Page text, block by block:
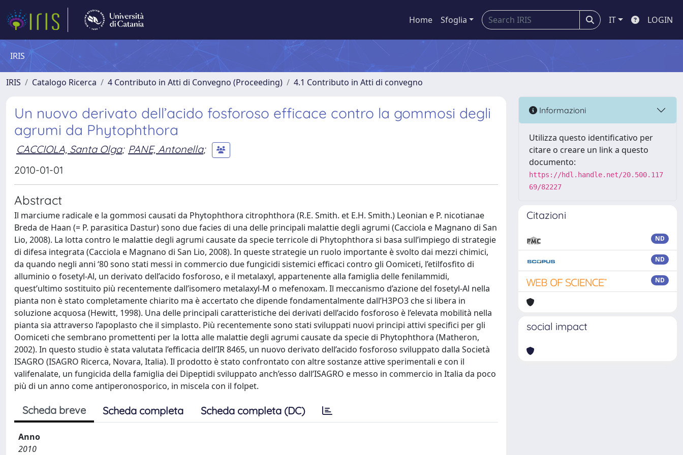
Home Sfoglia IT LOGIN
IRIS
IRIS Catalogo Ricerca 4 Contributo in Atti di Convegno (Proceeding) 4.1 Contributo in Atti di convegno
Un nuovo derivato dell’acido fosforoso efficace contro la gommosi degli
agrumi da Phytophthora
CACCIOLA, Santa Olga; PANE, Antonella;
2010-01-01
Abstract
Il marciume radicale e la gommosi causati da Phytophthora citrophthora (R.E. Smith. et E.H. Smith.) Leonian e P. nicotianae
Breda de Haan (= P. parasitica Dastur) sono due facies di una delle principali malattie degli agrumi (Cacciola e Magnano di San
Lio, 2008). La lotta contro le malattie degli agrumi causate da specie terricole di Phytophthora si basa sull’impiego di strategie
di difesa integrata (Cacciola e Magnano di San Lio, 2008). In queste strategie un ruolo importante è svolto dai mezzi chimici,
da quando negli anni ‘80 sono stati messi in commercio due fungicidi sistemici efficaci contro gli Oomiceti, l’etilfosfito di
alluminio o fosetyl-Al, un derivato dell’acido fosforoso, e il metalaxyl, appartenente alla famiglia delle fenilammidi,
quest’ultimo sostituito più recentemente dall’isomero metalaxyl-M o mefenoxam. Il meccanismo d’azione del fosetyl-Al nella
pianta non è stato completamente chiarito ma è accertato che dipende fondamentalmente dall’H3PO3 che si libera in
soluzione acquosa (Hewitt, 1998). Una delle principali caratteristiche dei derivati dell’acido fosforoso è l’elevata mobilità nella
pianta sia attraverso l’apoplasto che il simplasto. Più recentemente sono stati sviluppati nuovi principi attivi specifici per gli
Oomiceti che sembrano promettenti per la lotta alle malattie degli agrumi causate da specie di Phytophthora (Matheron,
2002). In questo studio è stata valutata l’efficacia dell’IR 8465, un nuovo derivato dell’acido fosforoso sviluppato dalla Società
ISAGRO (ISAGRO Ricerca, Novara, Italia). Il prodotto è stato confrontato con altre sostanze attive sperimentali e con il
valifenalate, un fungicida della famiglia dei Dipeptidi sviluppato anch’esso dall’ISAGRO e messo in commercio in Italia da poco
più di un anno come antiperonosporico, in miscela con il folpet.
Scheda breve Scheda completa Scheda completa (DC)
Anno
2010
Informazioni
Utilizza questo identificativo per
citare o creare un link a questo
documento:
https://hdl.handle.net/20.500.117
69/82227
Citazioni
ND
ND
ND
social impact